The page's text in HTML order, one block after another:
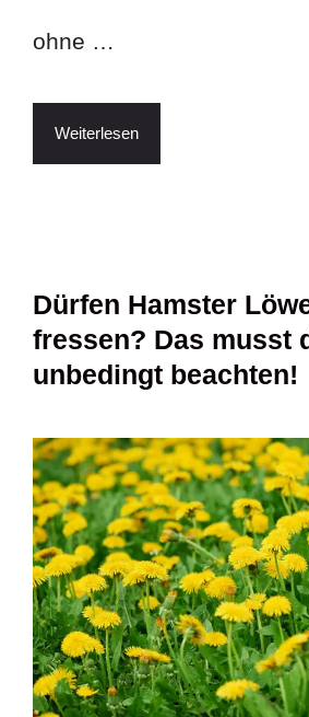
ohne …
Weiterlesen
Dürfen Hamster
fressen? Das musst
unbedingt beachten!